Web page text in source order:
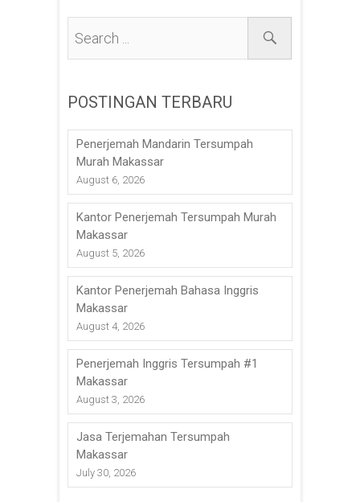
POSTINGAN TERBARU
Penerjemah Mandarin Tersumpah
Murah Makassar
August 6, 2026
Kantor Penerjemah Tersumpah Murah
Makassar
August 5, 2026
Kantor Penerjemah Bahasa Inggris
Makassar
August 4, 2026
Penerjemah Inggris Tersumpah #1
Makassar
August 3, 2026
Jasa Terjemahan Tersumpah
Makassar
July 30, 2026